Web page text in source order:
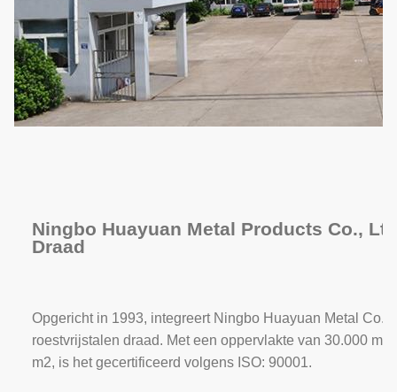
Ningbo Huayuan Metal Products Co.,
Draad
Opgericht in 1993, integreert Ningbo Huayuan Metal Co.,
roestvrijstalen draad. Met een oppervlakte van 30.000
m2, is het gecertificeerd volgens ISO: 90001.